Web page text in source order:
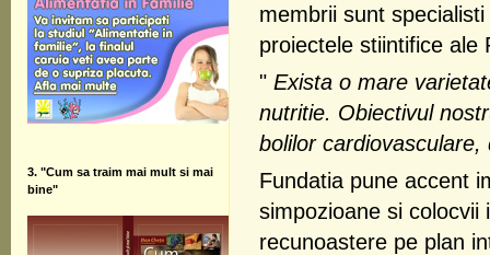
membrii sunt
proiectele stiintifice ale
" Exista o mare
nutritie. Obiectivul
bolilor
Fundatia pune accent
simpozioane si
recunoastere pe plan
3. "Cum sa traim mai mult si mai
bine"